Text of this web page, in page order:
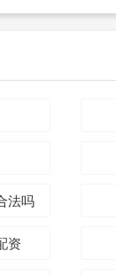
法吗
资